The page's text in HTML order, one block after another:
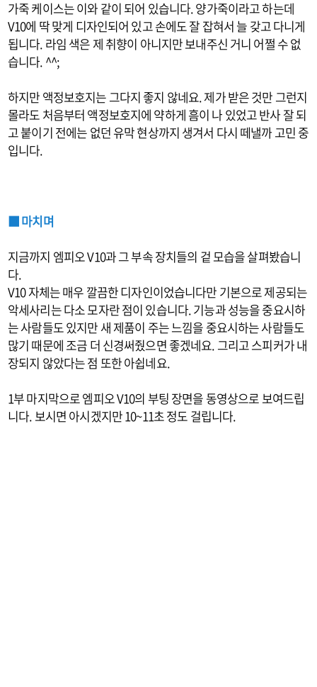
가죽 케이스는 이와 같이 되어 있습니다. 양가죽이라고 하는데
V10에 딱 맞게 디자인되어 있고 손에도 잘 잡혀서 늘 갖고 다니게
됩니다. 라임 색은 제 취향이 아니지만 보내주신 거니 어쩔 수 없
습니다. ^^;
하지만 액정보호지는 그다지 좋지 않네요. 제가 받은 것만 그런지
몰라도 처음부터 액정보호지에 약하게 흠이 나 있었고 반사 잘 되
고 붙이기 전에는 없던 유막 현상까지 생겨서 다시 떼낼까 고민 중
입니다.
■ 마치며
지금까지 엠피오 V10과 그 부속 장치들의 겉 모습을 살펴봤습니
다.
V10 자체는 매우 깔끔한 디자인이었습니다만 기본으로 제공되는
악세사리는 다소 모자란 점이 있습니다. 기능과 성능을 중요시하
는 사람들도 있지만 새 제품이 주는 느낌을 중요시하는 사람들도
많기 때문에 조금 더 신경써줬으면 좋겠네요. 그리고 스피커가 내
장되지 않았다는 점 또한 아쉽네요.
1부 마지막으로 엠피오 V10의 부팅 장면을 동영상으로 보여드립
니다. 보시면 아시겠지만 10~11초 정도 걸립니다.